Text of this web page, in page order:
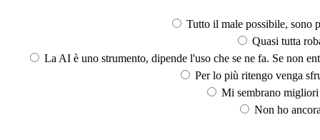
Tutto il male possibile, sono
Quasi tutta
La AI è uno strumento, dipende l'uso che se ne fa. Se non
Per lo più ritengo venga
Mi sembrano
Non ho